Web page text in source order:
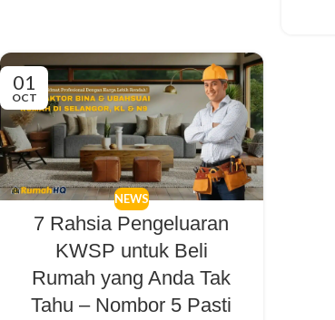
01
OCT
NEWS
7 Rahsia Pengeluaran
KWSP untuk Beli
Rumah yang Anda Tak
Tahu – Nombor 5 Pasti